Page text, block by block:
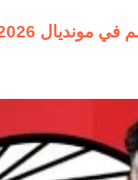
مونديال 2026